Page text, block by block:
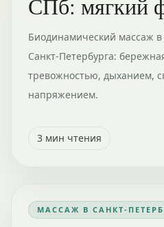
Биодинамический массаж
Санкт-Петербурга:
тревожностью, дыханием,
напряжением.
3 мин чтения
МАССАЖ В САНКТ-